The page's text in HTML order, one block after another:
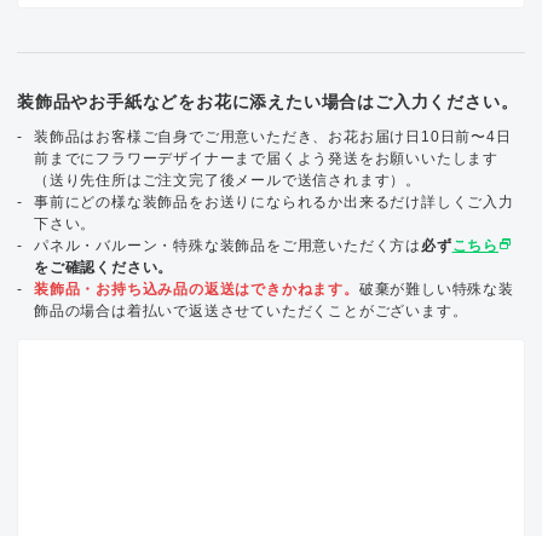
装飾品やお手紙などをお花に添えたい場合はご入力ください。
装飾品はお客様ご自身でご用意いただき、お花お届け日10日前〜4日
前までにフラワーデザイナーまで届くよう発送をお願いいたします
（送り先住所はご注文完了後メールで送信されます）。
事前にどの様な装飾品をお送りになられるか出来るだけ詳しくご入力
下さい。
パネル・バルーン・特殊な装飾品をご用意いただく方は 必ずこちら select_window
をご確認ください。
装飾品・お持ち込み品の返送はできかねます。 破棄が難しい特殊な装
飾品の場合は着払いで返送させていただくことがございます。